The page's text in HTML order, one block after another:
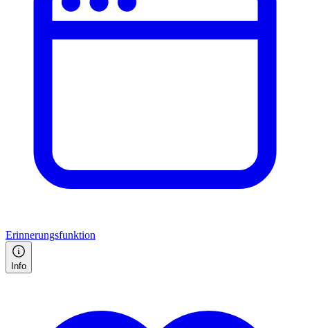
Erinnerungsfunktion
Info